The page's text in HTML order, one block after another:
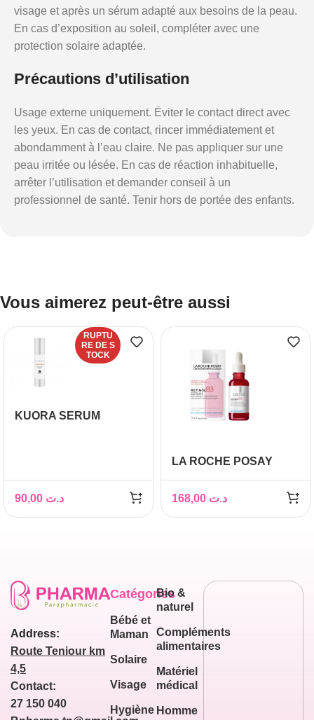
visage et après un sérum adapté aux besoins de la peau.
En cas d’exposition au soleil, compléter avec une
protection solaire adaptée.
Précautions d’utilisation
Usage externe uniquement. Éviter le contact direct avec
les yeux. En cas de contact, rincer immédiatement et
abondamment à l’eau claire. Ne pas appliquer sur une
peau irritée ou lésée. En cas de réaction inhabituelle,
arrêter l’utilisation et demander conseil à un
professionnel de santé. Tenir hors de portée des enfants.
Vous aimerez peut-être aussi
RUPTU
RE DE S
TOCK
KUORA SERUM
د.ت
LA ROCHE POSAY
ANTI RIDES 30ML
د.ت
Address:
Route Teniour km
4,5
Contact:
27 150 040
Catégories
Bébé et
Maman
Solaire
Visage
Hygiène
Bio &
naturel
Compléments
alimentaires
Matériel
médical
Homme